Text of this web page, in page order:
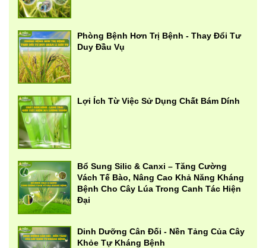
Phòng Bệnh Hơn Trị Bệnh - Thay Đổi Tư
Duy Đầu Vụ
Lợi Ích Từ Việc Sử Dụng Chất Bám Dính
Bổ Sung Silic & Canxi – Tăng Cường
Vách Tế Bào, Nâng Cao Khả Năng Kháng
Bệnh Cho Cây Lúa Trong Canh Tác Hiện
Đại
Dinh Dưỡng Cân Đối - Nền Tảng Của Cây
Khỏe Tự Kháng Bệnh